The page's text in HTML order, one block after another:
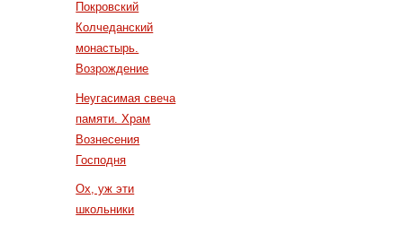
Покровский
Колчеданский
монастырь.
Возрождение
Неугасимая свеча
памяти. Храм
Вознесения
Господня
Ох, уж эти
школьники